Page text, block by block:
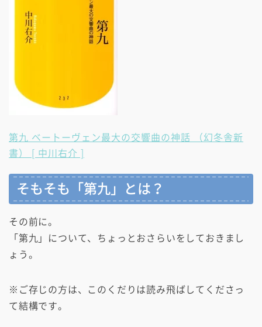
第九 ベートーヴェン最大の交響曲の神話 （幻冬舎新
書） [ 中川右介 ]
そもそも「第九」とは？
その前に。
「第九」について、ちょっとおさらいをしておきまし
ょう。
※ご存じの方は、このくだりは読み飛ばしてくださっ
て結構です。